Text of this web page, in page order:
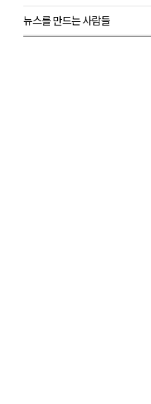
뉴스를 만드는 사람들